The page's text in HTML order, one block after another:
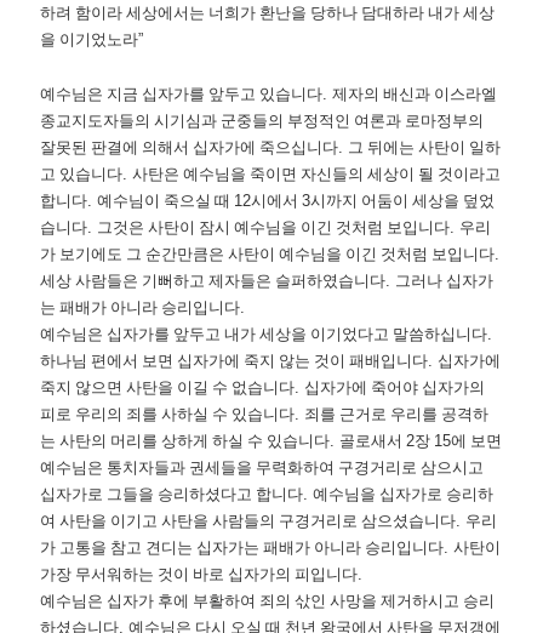
하려 함이라 세상에서는 너희가 환난을 당하나 담대하라 내가 세상
을 이기었노라”
예수님은 지금 십자가를 앞두고 있습니다.제자의 배신과 이스라엘
종교지도자들의 시기심과 군중들의 부정적인 여론과 로마정부의
잘못된 판결에 의해서 십자가에 죽으십니다. 그 뒤에는 사탄이 일하
고 있습니다.사탄은 예수님을 죽이면 자신들의 세상이 될 것이라고
합니다.예수님이 죽으실 때 12시에서3시까지 어둠이 세상을 덮었
습니다. 그것은 사탄이 잠시 예수님을 이긴 것처럼 보입니다. 우리
가 보기에도 그 순간만큼은 사탄이 예수님을 이긴 것처럼 보입니다.
세상 사람들은 기뻐하고 제자들은 슬퍼하였습니다. 그러나 십자가
는 패배가 아니라 승리입니다.
예수님은 십자가를 앞두고 내가 세상을 이기었다고 말씀하십니다.
하나님 편에서 보면 십자가에 죽지 않는 것이 패배입니다. 십자가에
죽지 않으면 사탄을 이길 수 없습니다. 십자가에 죽어야 십자가의
피로 우리의 죄를 사하실 수 있습니다. 죄를 근거로 우리를 공격하
는 사탄의 머리를 상하게 하실 수 있습니다. 골로새서2장 15에 보면
예수님은 통치자들과 권세들을 무력화하여 구경거리로 삼으시고
십자가로 그들을 승리하셨다고 합니다.예수님을 십자가로 승리하
여 사탄을 이기고 사탄을 사람들의 구경거리로 삼으셨습니다. 우리
가 고통을 참고 견디는 십자가는 패배가 아니라 승리입니다.사탄이
가장 무서워하는 것이 바로 십자가의 피입니다.
예수님은 십자가 후에 부활하여 죄의 삯인 사망을 제거하시고 승리
하셨습니다.예수님은 다시 오실 때 천년 왕국에서 사탄을 무저갱에